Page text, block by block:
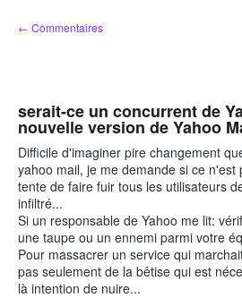
Aller
au
← Commentaires
serait-ce un concurrent de
nouvelle version de Yahoo
Difficile d'imaginer pire changement
yahoo mail, je me demande si ce n'est
tente de faire fuir tous les utilisateurs
infiltré...
Si un responsable de Yahoo me lit:
une taupe ou un ennemi parmi votre
Pour massacrer un service qui
pas seulement de la bêtise qui est
là intention de nuire...